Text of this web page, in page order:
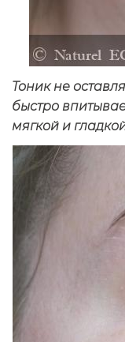
Тоник не
быстро
мягкой и